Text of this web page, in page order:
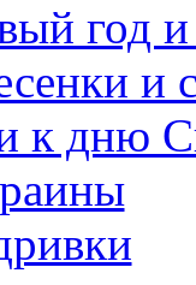
год
и
к дню